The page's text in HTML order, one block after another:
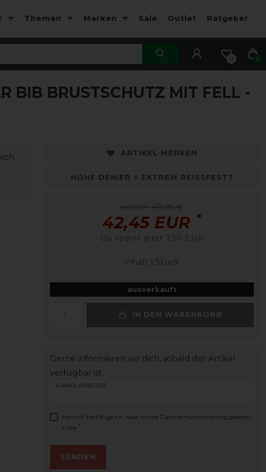
Themen Marken Sale Outlet Ratgeber
0 0
BIB BRUSTSCHUTZ MIT FELL -
ARTIKEL MERKEN
HOHE DENIER = EXTREM REISSFEST?
vorher 49,95 €
42,45 EUR *
Du sparst jetzt 7,50 EUR
Inhalt 1 Stück
ausverkauft
IN DEN WARENKORB
Gerne informieren wir dich, sobald der Artikel
verfügbar ist.
E-MAIL-ADRESSE
Hiermit bestätige ich, dass ich die Daten­schutz­erklärung gelesen
habe. *
SENDEN